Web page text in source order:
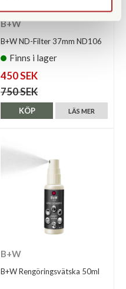
B+W
B+W ND-Filter 37mm ND106
Finns i lager
450 SEK
750 SEK
LÄS MER
KÖP
B+W
B+W Rengöringsvätska 50ml